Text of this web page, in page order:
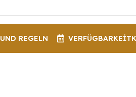
UND REGELN VERFÜGBARKEIT